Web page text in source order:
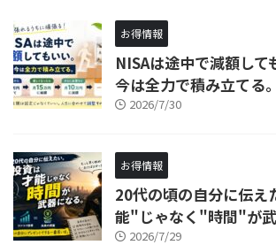
お得情報
NISAは途中で減額して
今は全力で積み立てる。
2026/7/30
お得情報
20代の頃の自分に伝
能"じゃなく"時間"が武
2026/7/29